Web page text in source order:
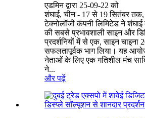
एडमिन द्वारा 25-09-22 को
शंघाई, चीन - 17 से 19 सितंबर तक,
टेक्नोलॉजी कंपनी लिमिटेड ने
की सबसे प्रभावशाली साइन और
प्रदर्शनियों में से एक, साइन चाइना
सफलतापूर्वक भाग लिया। यह
नेताओं के लिए एक गतिशील मंच
ने...
और पढ़ें